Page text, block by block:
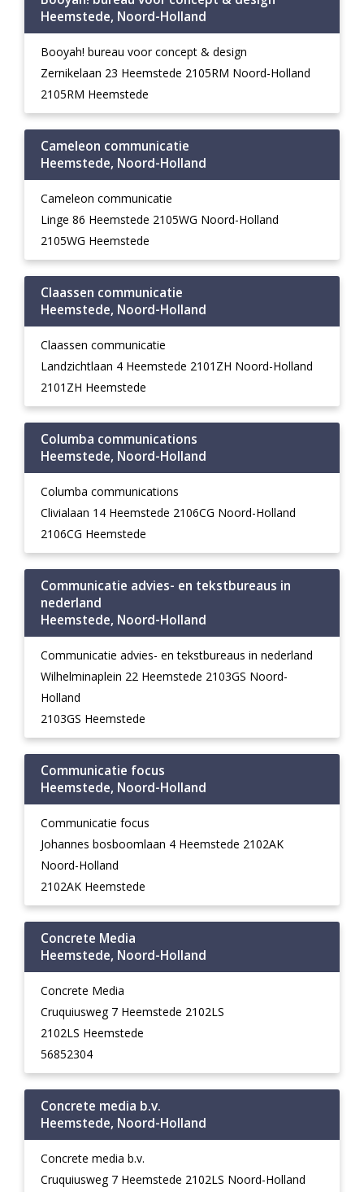
Heemstede, Noord-Holland
Booyah! bureau voor concept & design
Zernikelaan 23 Heemstede 2105RM Noord-Holland
2105RM Heemstede
Cameleon communicatie
Heemstede, Noord-Holland
Cameleon communicatie
Linge 86 Heemstede 2105WG Noord-Holland
2105WG Heemstede
Claassen communicatie
Heemstede, Noord-Holland
Claassen communicatie
Landzichtlaan 4 Heemstede 2101ZH Noord-Holland
2101ZH Heemstede
Columba communications
Heemstede, Noord-Holland
Columba communications
Clivialaan 14 Heemstede 2106CG Noord-Holland
2106CG Heemstede
Communicatie advies- en tekstbureaus in
nederland
Heemstede, Noord-Holland
Communicatie advies- en tekstbureaus in nederland
Wilhelminaplein 22 Heemstede 2103GS Noord-
Holland
2103GS Heemstede
Communicatie focus
Heemstede, Noord-Holland
Communicatie focus
Johannes bosboomlaan 4 Heemstede 2102AK
Noord-Holland
2102AK Heemstede
Concrete Media
Heemstede, Noord-Holland
Concrete Media
Cruquiusweg 7 Heemstede 2102LS
2102LS Heemstede
56852304
Concrete media b.v.
Heemstede, Noord-Holland
Concrete media b.v.
Cruquiusweg 7 Heemstede 2102LS Noord-Holland